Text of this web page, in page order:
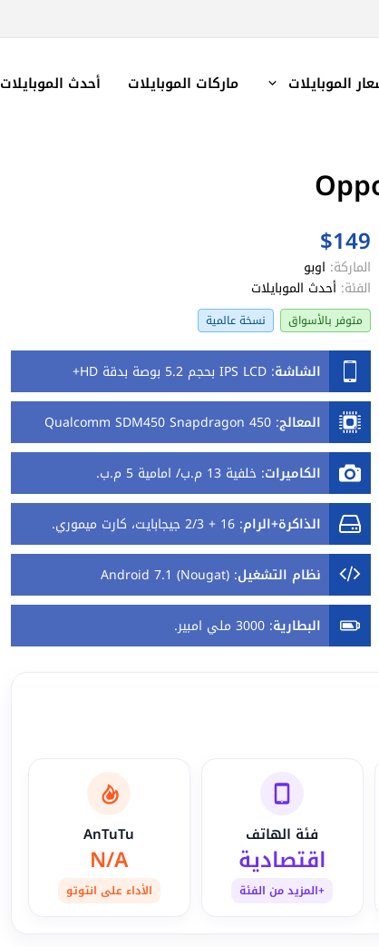
الموبايلات ماركات الموبايلات أحدث الموبايلات
$149
الماركة: اوبو
الفئة: أحدث الموبايلات
متوفر بالأسواق نسخة عالمية
الشاشة:IPS LCD بحجم 5.2 بوصة بدقة HD+
المعالج:
Qualcomm SDM450 Snapdragon 450
الكاميرات:خلفية 13 م.ب/ امامية 5 م.ب.
الذاكرة+الرام:16 + 2/3 جيجابايت، كارت ميموري.
نظام التشغيل:
Android 7.1 (Nougat)
البطارية:3000 ملي امبير.
فئة الهاتف
اقتصادية
+المزيد من الفئة
AnTuTu
N/A
الأداء على انتوتو